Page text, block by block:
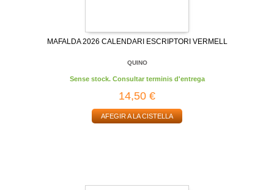
MAFALDA 2026 CALENDARI ESCRIPTORI VERMELL
QUINO
Sense stock. Consultar terminis d'entrega
14,50 €
AFEGIR A LA CISTELLA